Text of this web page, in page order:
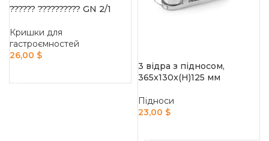
?????? ?????????? GN 2/1
Кришки для
гастроємностей
26,00 $
3 відра з підносом,
365x130x(H)125 мм
Підноси
23,00 $